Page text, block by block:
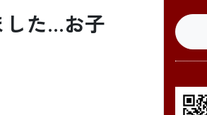
した…お子